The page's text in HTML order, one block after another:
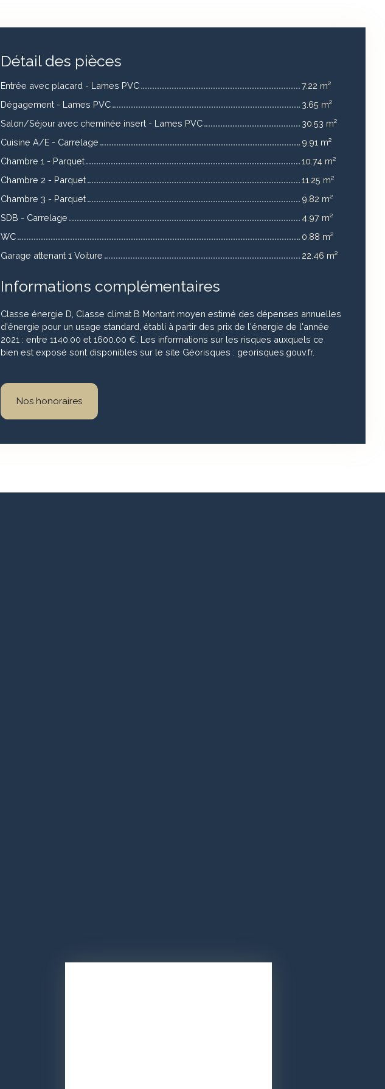
Détail des pièces
Entrée avec placard - Lames PVC
7.22 m²
Dégagement - Lames PVC
3.65 m²
Salon/Séjour avec cheminée insert - Lames PVC
30.53 m²
Cuisine A/E - Carrelage
9.91 m²
Chambre 1 - Parquet
10.74 m²
Chambre 2 - Parquet
11.25 m²
Chambre 3 - Parquet
9.82 m²
SDB - Carrelage
4.97 m²
WC
0.88 m²
Garage attenant 1 Voiture
22.46 m²
Informations complémentaires
Classe énergie D, Classe climat B Montant moyen estimé des dépenses annuelles
d'énergie pour un usage standard, établi à partir des prix de l'énergie de l'année
2021 : entre 1140.00 et 1600.00 €. Les informations sur les risques auxquels ce
bien est exposé sont disponibles sur le site Géorisques : georisques.gouv.fr.
Nos honoraires